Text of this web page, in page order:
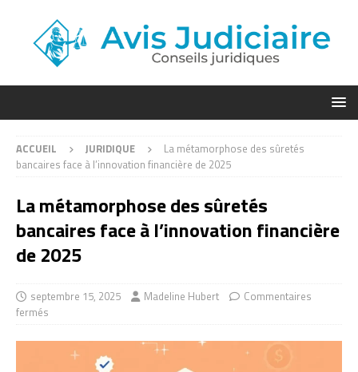
ACCUEIL JURIDIQUE
La métamorphose des sûretés
bancaires face à l’innovation financière de 2025
La métamorphose des sûretés
bancaires face à l’innovation financière
de 2025
septembre 15, 2025 Madeline Hubert
Commentaires
fermés